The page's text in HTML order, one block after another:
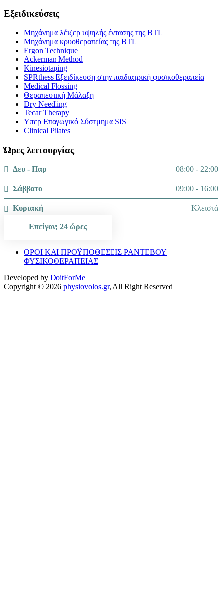
Εξειδικεύσεις
Μηχάνημα λέιζερ υψηλής έντασης της BTL
Μηχάνημα κρυοθεραπείας της BTL
Ergon Technique
Ackerman Method
Kinesiotaping
SPRthess Εξειδίκευση στην παιδιατρική φυσικοθεραπεία
Medical Flossing
Θεραπευτική Μάλαξη
Dry Needling
Tecar Therapy
Υπερ Επαγωγικό Σύστμημα SIS
Clinical Pilates
Ώρες λειτουργίας
Δευ - Παρ 08:00 - 22:00
Σάββατο 09:00 - 16:00
Κυριακή Κλειστά
Επείγον; 24 ώρες
ΟΡΟΙ ΚΑΙ ΠΡΟΫΠΟΘΕΣΕΙΣ ΡΑΝΤΕΒΟΥ
ΦΥΣΙΚΟΘΕΡΑΠΕΙΑΣ
Developed by DoitForMe
Copyright © 2026 physiovolos.gr, All Right Reserved